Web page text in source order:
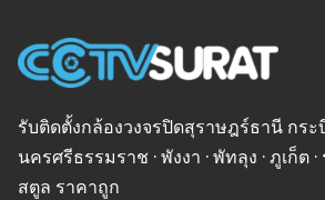
รับติดตั้งกล้องวงจรปิดสุราษฎร์ธานี กระบี่
นครศรีธรรมราช · พังงา · พัทลุง · ภูเก็ต ·
สตูล ราคาถูก